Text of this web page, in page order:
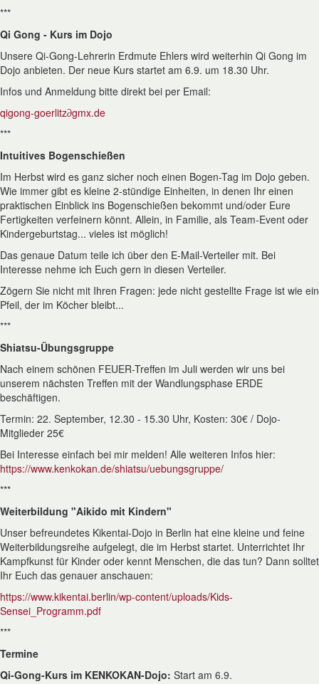
***
Qi Gong - Kurs im Dojo
Unsere Qi-Gong-Lehrerin Erdmute Ehlers wird weiterhin Qi Gong im
Dojo anbieten. Der neue Kurs startet am 6.9. um 18.30 Uhr.
Infos und Anmeldung bitte direkt bei per Email:
qigong-goerlitz∂gmx.de
***
Intuitives Bogenschießen
Im Herbst wird es ganz sicher noch einen Bogen-Tag im Dojo geben.
Wie immer gibt es kleine 2-stündige Einheiten, in denen Ihr einen
praktischen Einblick ins Bogenschießen bekommt und/oder Eure
Fertigkeiten verfeinern könnt. Allein, in Familie, als Team-Event oder
Kindergeburtstag... vieles ist möglich!
Das genaue Datum teile ich über den E-Mail-Verteiler mit. Bei
Interesse nehme ich Euch gern in diesen Verteiler.
Zögern Sie nicht mit Ihren Fragen: jede nicht gestellte Frage ist wie ein
Pfeil, der im Köcher bleibt...
***
Shiatsu-Übungsgruppe
Nach einem schönen FEUER-Treffen im Juli werden wir uns bei
unserem nächsten Treffen mit der Wandlungsphase ERDE
beschäftigen.
Termin: 22. September, 12.30 - 15.30 Uhr, Kosten: 30€ / Dojo-
Mitglieder 25€
Bei Interesse einfach bei mir melden! Alle weiteren Infos hier:
https://www.kenkokan.de/shiatsu/uebungsgruppe/
***
Weiterbildung "Aikido mit Kindern"
Unser befreundetes Kikentai-Dojo in Berlin hat eine kleine und feine
Weiterbildungsreihe aufgelegt, die im Herbst startet. Unterrichtet Ihr
Kampfkunst für Kinder oder kennt Menschen, die das tun? Dann solltet
Ihr Euch das genauer anschauen:
https://www.kikentai.berlin/wp-content/uploads/Kids-
Sensei_Programm.pdf
***
Termine
Qi-Gong-Kurs im KENKOKAN-Dojo: Start am 6.9.